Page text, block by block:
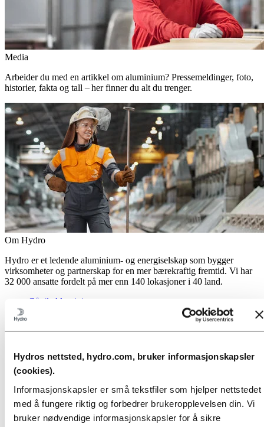
Hydros nettsted, hydro.com, bruker informasjonskapsler
(cookies).
Informasjonskapsler er små tekstfiler som hjelper nettstedet
med å fungere riktig og forbedrer brukeropplevelsen din. Vi
bruker nødvendige informasjonskapsler for å sikre
Media
Arbeider du med en artikkel om aluminium? Pressemeldinger, foto,
historier, fakta og tall – her finner du alt du trenger.
Om Hydro
Hydro er et ledende aluminium- og energiselskap som bygger
virksomheter og partnerskap for en mer bærekraftig fremtid. Vi har
32 000 ansatte fordelt på mer enn 140 lokasjoner i 40 land.
Gå til:
Aluminium
Om aluminium
Energi i Hydro
Hydro Rein
Kraftproduksjon og markedsoperasjoner
Gå til:Bærekraft